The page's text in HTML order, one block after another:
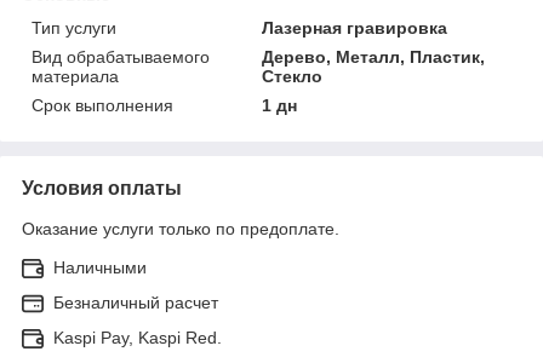
Тип услуги
Лазерная гравировка
Вид обрабатываемого
материала
Дерево, Металл, Пластик,
Стекло
Срок выполнения
1 дн
Условия оплаты
Оказание услуги только по предоплате.
Наличными
Безналичный расчет
Kaspi Pay, Kaspi Red.